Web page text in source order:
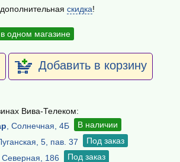
скидка!
одном магазине
Добавить в корзину
Вива-Телеком:
, Солнечная, 4Б
В наличии
5, пав. 37
Под заказ
Северная, 186 Под заказ